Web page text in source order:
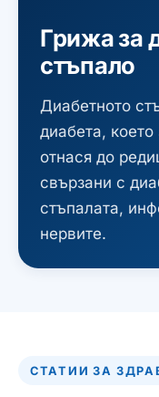
Грижа за
стъпало
Диабетното
диабета, което
отнася до
свързани с
стъпалата,
нервите.
СТАТИИ ЗА